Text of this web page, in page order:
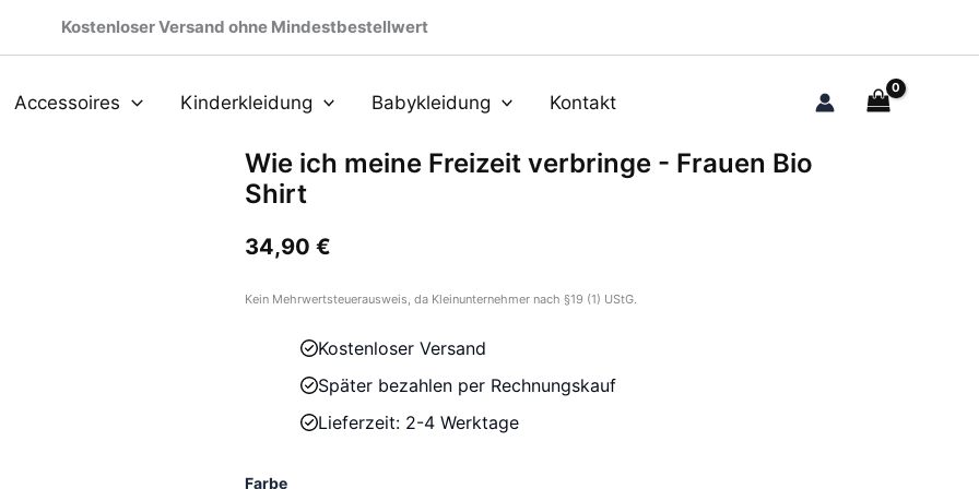
Kostenloser Versand ohne Mindestbestellwert
Accessoires Kinderkleidung Babykleidung Kontakt
Wie ich meine Freizeit verbringe - Frauen Bio
Shirt
34,90 €
Kein Mehrwertsteuerausweis, da Kleinunternehmer nach §19 (1) UStG.
Kostenloser Versand
Später bezahlen per Rechnungskauf
Lieferzeit: 2-4 Werktage
Farbe